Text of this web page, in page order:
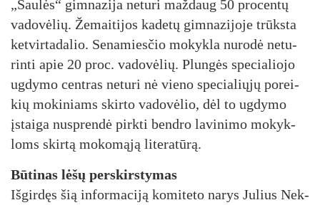
„Sau­lės“ gim­na­zi­ja ne­tu­ri maž­daug 50 pro­cen­tų
va­do­vė­lių. Že­mai­ti­jos ka­de­tų gim­na­zi­jo­je trūks­ta
ket­vir­ta­da­lio. Se­na­mies­čio mo­kyk­la nu­ro­dė ne­tu­
rin­ti apie 20 pro­c. va­do­vė­lių. Plun­gės spe­cia­lio­jo
ug­dy­mo cent­ras ne­tu­ri nė vie­no spe­cia­lių­jų po­rei­
kių mo­ki­niams skir­to va­do­vė­lio, dėl to ug­dy­mo
įstai­ga nu­spren­dė pirk­ti bend­ro la­vi­ni­mo mo­kyk­
loms skir­tą mo­ko­mą­ją li­te­ra­tū­rą.
Bū­ti­nas lė­šų per­skirs­ty­mas
Iš­gir­dęs šią in­for­ma­ci­ją ko­mi­te­to na­rys Ju­lius Nek­